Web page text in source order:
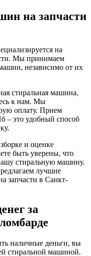
на запчасти
на
Мы принимаем
независимо от их
стиральная машина,
к нам. Мы
оплату. Прием
– это удобный способ
и оценке
быть уверены, что
стиральную машину.
лучшие
запчасти в Санкт-
за
наличные деньги, вы
стиральной машиной.